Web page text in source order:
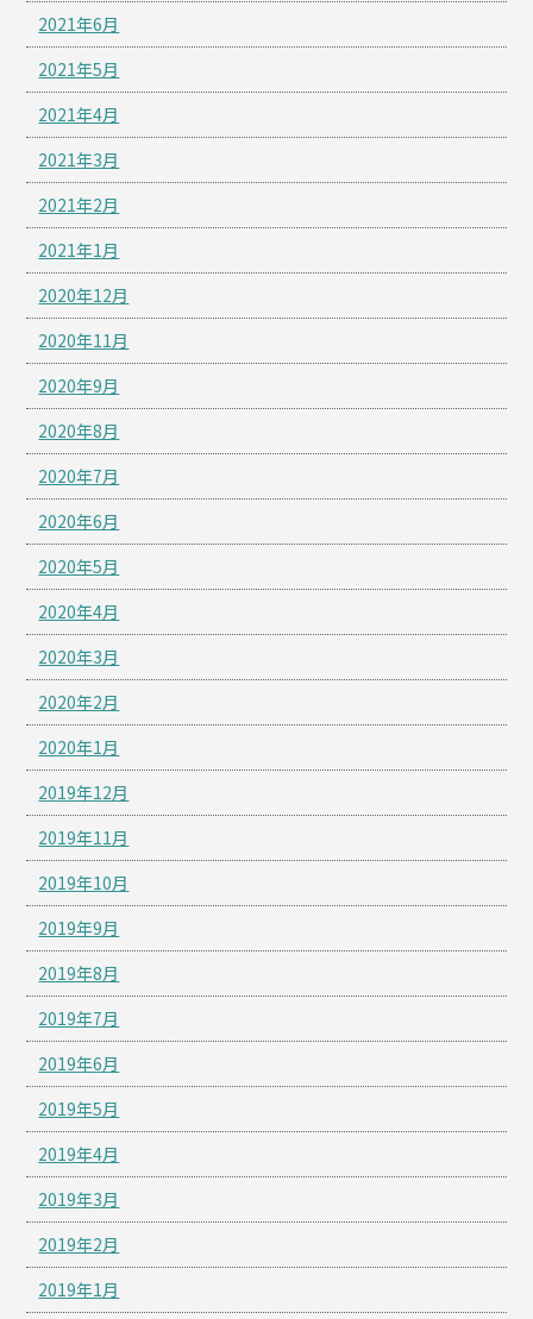
2021年6月
2021年5月
2021年4月
2021年3月
2021年2月
2021年1月
2020年12月
2020年11月
2020年9月
2020年8月
2020年7月
2020年6月
2020年5月
2020年4月
2020年3月
2020年2月
2020年1月
2019年12月
2019年11月
2019年10月
2019年9月
2019年8月
2019年7月
2019年6月
2019年5月
2019年4月
2019年3月
2019年2月
2019年1月